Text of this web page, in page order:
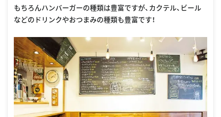
もちろんハンバーガーの種類は豊富ですが、カクテル、ビール
などのドリンクやおつまみの種類も豊富です！